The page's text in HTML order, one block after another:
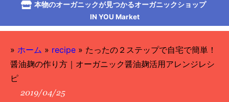
本物のオーガニックが見つかるオーガニックショップ
IN YOU Market
» ホーム » recipe » たったの２ステップで自宅で簡単！
醤油麹の作り方｜オーガニック醤油麹活用アレンジレシ
ピ
2019/04/25